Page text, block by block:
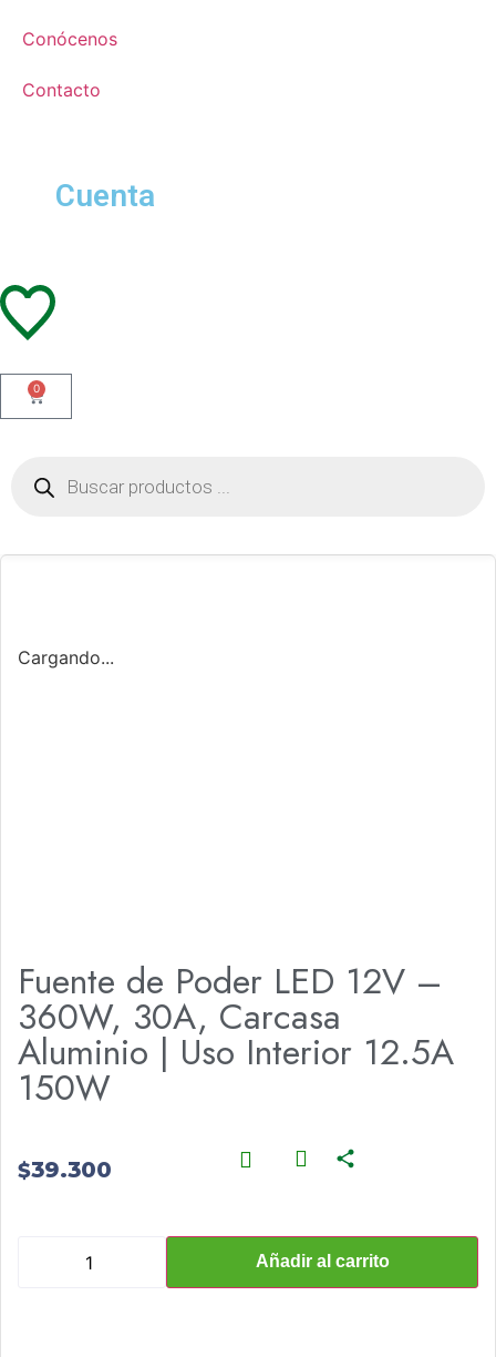
Conócenos
Contacto
Cuenta
0
Cargando...
Fuente de Poder LED 12V –
360W, 30A, Carcasa
Aluminio | Uso Interior 12.5A
150W
$39.300
Añadir al carrito